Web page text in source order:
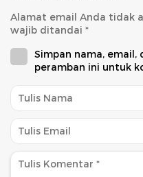
Alamat email Anda tidak
wajib ditandai *
Simpan nama, email,
peramban ini untuk